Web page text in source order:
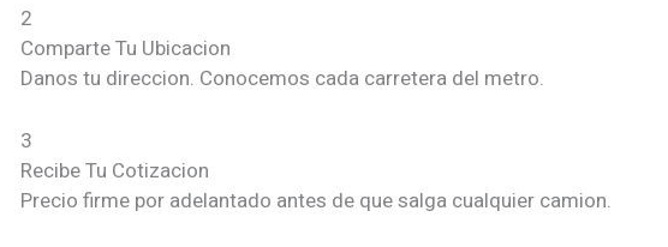
2
Comparte Tu Ubicacion
Danos tu direccion. Conocemos cada carretera del metro.
3
Recibe Tu Cotizacion
Precio firme por adelantado antes de que salga cualquier camion.